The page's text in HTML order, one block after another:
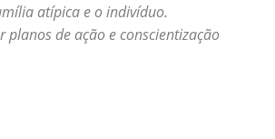
atípica e o indivíduo.
planos de ação e conscientização